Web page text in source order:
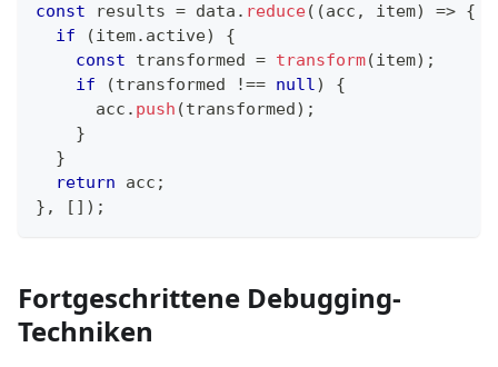
const results = data . reduce( (acc , item) => {
if
(item. active)
{
const transformed = transform(item) ;
if
(transformed !== null)
{
      acc
. push (transformed) ;
}
}
return acc ;
} , [ ] ) ;
Fortgeschrittene Debugging-
Techniken